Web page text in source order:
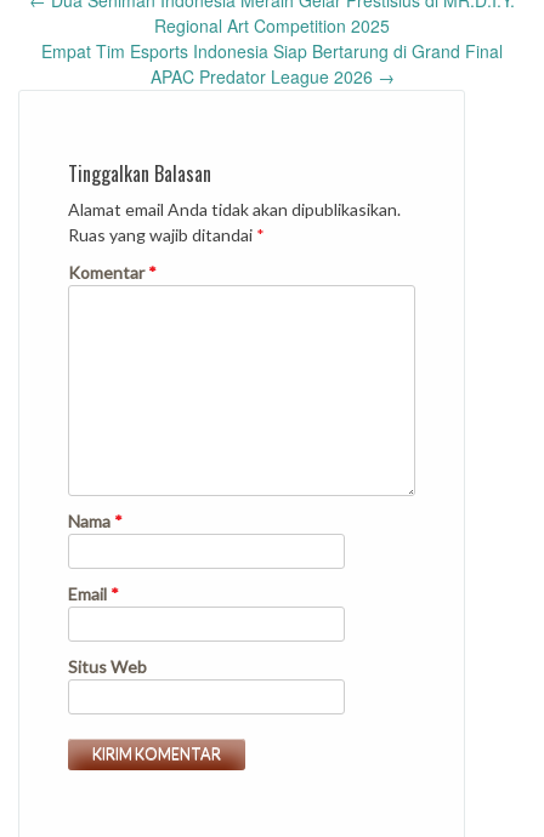
Regional Art Competition 2025
Empat Tim Esports Indonesia Siap Bertarung di Grand Final
APAC Predator League 2026 →
Tinggalkan Balasan
Alamat email Anda tidak akan dipublikasikan.
Ruas yang wajib ditandai *
Komentar*
Nama *
Email *
Situs Web